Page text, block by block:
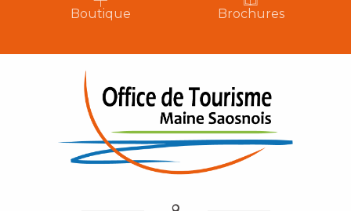
Boutique Brochures